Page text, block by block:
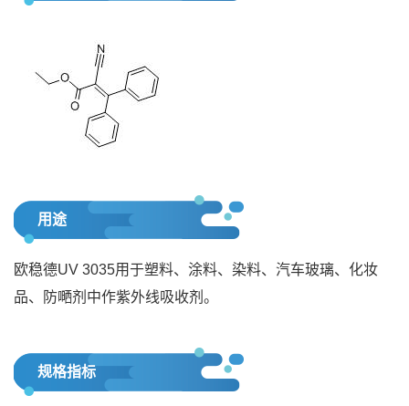
用途
欧稳德UV 3035用于塑料、涂料、染料、汽车玻璃、化妆
品、防嗮剂中作紫外线吸收剂。
规格指标